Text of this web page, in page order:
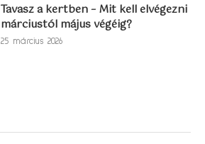
Tavasz a kertben – Mit kell elvégezni
márciustól május végéig?
25 március 2026